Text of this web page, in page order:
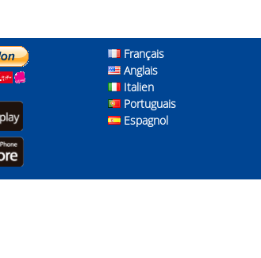
Français
Anglais
Italien
Portuguais
Espagnol